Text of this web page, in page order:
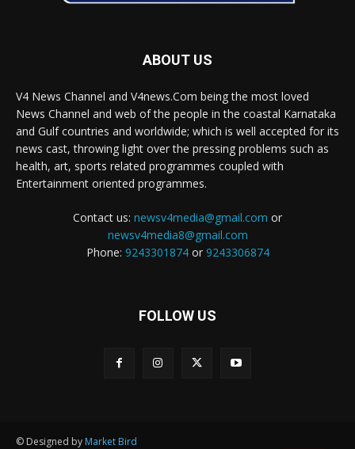
ABOUT US
V4 News Channel and V4news.Com being the most loved
News Channel and web of the people in the coastal Karnataka
and Gulf countries and worldwide; which is well accepted for its
news cast, throwing light over the pressing problems such as
health, art, sports related programmes coupled with
Entertainment oriented programmes.
Contact us: newsv4media@gmail.com or
newsv4media8@gmail.com
Phone: 9243301874or 9243306874
FOLLOW US
© Designed by Market Bird